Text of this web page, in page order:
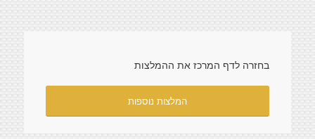
בחזרה לדף המרכז את ההמלצות
המלצות נוספות